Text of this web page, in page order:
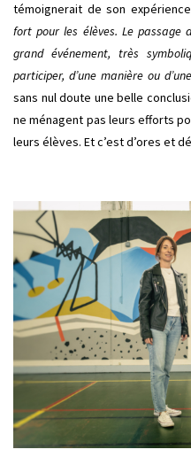
témoignerait de son
fort pour les élèves. Le passage
grand événement, très
participer, d’une manière ou
sans nul doute une belle
ne ménagent pas leurs efforts
leurs élèves. Et c’est d’ores et